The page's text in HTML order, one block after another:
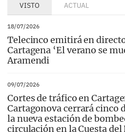
VISTO ACTUAL
18/07/2026
Telecinco emitirá en
Cartagena ‘El verano se
Aramendi
09/07/2026
Cortes de tráfico en
Cartagonova cerrará cinco
la nueva estación de
circulación en la Cuesta del